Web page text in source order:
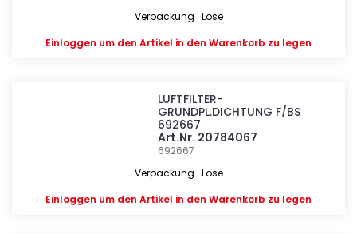
Verpackung : Lose
Einloggen um den Artikel in den Warenkorb zu legen
LUFTFILTER-
GRUNDPL.DICHTUNG F/BS
692667
Art.Nr. 20784067
692667
Verpackung : Lose
Einloggen um den Artikel in den Warenkorb zu legen